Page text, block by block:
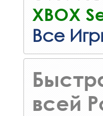
XBOX
Все
всей